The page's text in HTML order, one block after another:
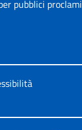
pubblici proclami